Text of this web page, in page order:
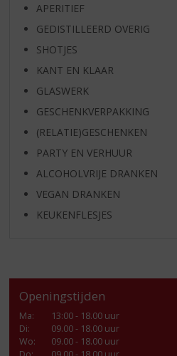
APERITIEF
GEDISTILLEERD OVERIG
SHOTJES
KANT EN KLAAR
GLASWERK
GESCHENKVERPAKKING
(RELATIE)GESCHENKEN
PARTY EN VERHUUR
ALCOHOLVRIJE DRANKEN
VEGAN DRANKEN
KEUKENFLESJES
Openingstijden
Ma:
13:00 - 18.00 uur
Di:
09.00 - 18.00 uur
Wo:
09.00 - 18.00 uur